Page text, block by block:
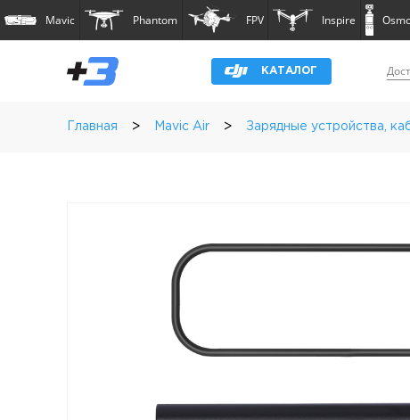
Mavic Phantom FPV Inspire
КАТАЛОГ
Главная > Mavic Air > Зарядные устройства,